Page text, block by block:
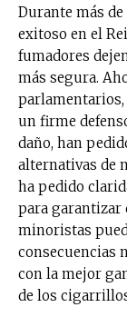
Durante más
exitoso en el
fumadores
más segura.
un firme
daño, han
alternativas de
ha pedido
para garantizar
minoristas
consecuencias
con la mejor
de los